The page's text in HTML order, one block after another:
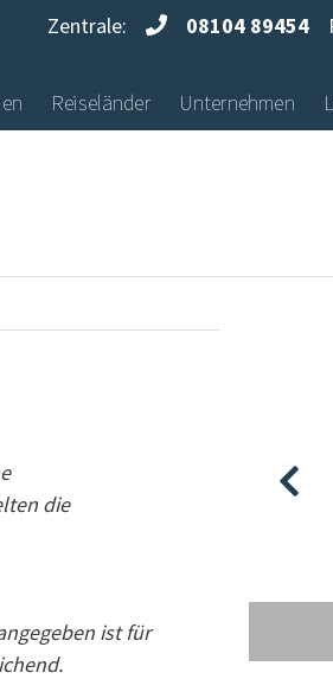
Zentrale: 08104 89454
Reiseländer Unternehmen
die
ist für